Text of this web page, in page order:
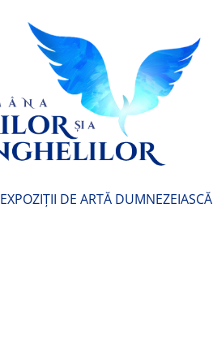
EXPOZIȚII DE ARTĂ DUMNEZEIASCĂ